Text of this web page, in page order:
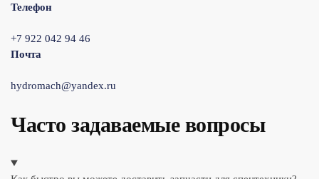
Телефон
+7 922 042 94 46
Почта
hydromach@yandex.ru
Часто задаваемые вопросы